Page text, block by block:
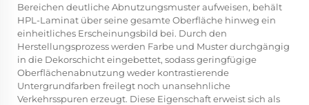
Bereichen deutliche Abnutzungsmuster aufweisen, behält
HPL-Laminat über seine gesamte Oberfläche hinweg ein
einheitliches Erscheinungsbild bei. Durch den
Herstellungsprozess werden Farbe und Muster durchgängig
in die Dekorschicht eingebettet, sodass geringfügige
Oberflächenabnutzung weder kontrastierende
Untergrundfarben freilegt noch unansehnliche
Verkehrsspuren erzeugt. Diese Eigenschaft erweist sich als